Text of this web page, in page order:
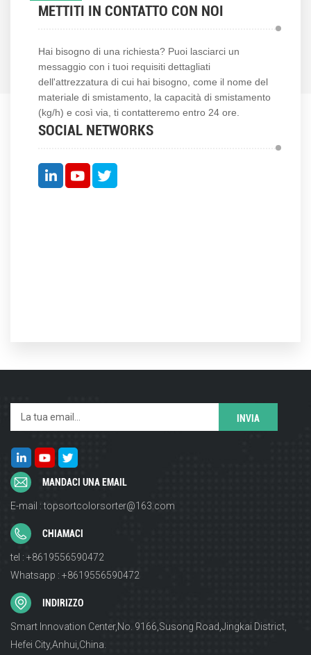
METTITI IN CONTATTO CON NOI
Hai bisogno di una richiesta? Puoi lasciarci un
messaggio con i tuoi requisiti dettagliati
dell'attrezzatura di cui hai bisogno, come il nome del
materiale di smistamento, la capacità di smistamento
(kg/h) e così via, ti contatteremo entro 24 ore.
SOCIAL NETWORKS
MANDACI UNA EMAIL
E-mail : topsortcolorsorter@163.com
CHIAMACI
tel : +8619556590472
Whatsapp : +8619556590472
INDIRIZZO
Smart Innovation Center,No. 9166,Susong Road,Jingkai District,
Hefei City,Anhui,China.